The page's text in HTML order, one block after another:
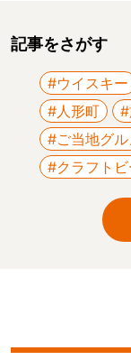
記事をさがす
#ウイスキー
#人形町
#ご当地グル
#クラフト